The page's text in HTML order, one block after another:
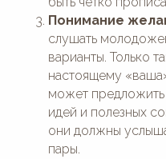
Понимание
слушать
варианты. Только
настоящему
может
идей и полезных
они должны
пары.